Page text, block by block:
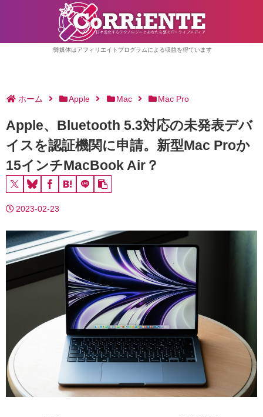
弊媒体はアフィリエイトプログラムによる収益を得ています
ホーム Apple Mac Mac Pro
Apple、Bluetooth 5.3対応の未発表デバ
イスを認証機関に申請。新型Mac Proか
15インチMacBook Air？
2023-02-23